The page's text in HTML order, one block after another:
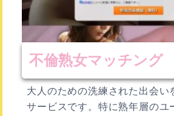
不倫熟女マッチング
大人のための洗練された出会い
サービスです。特に熟年層のユ